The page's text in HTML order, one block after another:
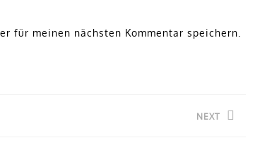
für meinen nächsten Kommentar speichern.
NEXT